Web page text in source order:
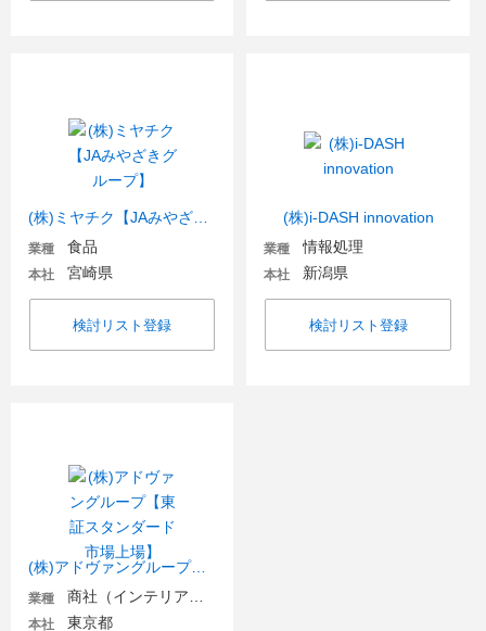
業種 食品
本社 宮崎県
検討リスト登録
(株)i-DASH innovation
業種 情報処理
本社 新潟県
検討リスト登録
(株)アドヴァングループ【東証スタンダード市場上場】
業種
本社 東京都